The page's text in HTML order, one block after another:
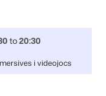
to20:30
i videojocs